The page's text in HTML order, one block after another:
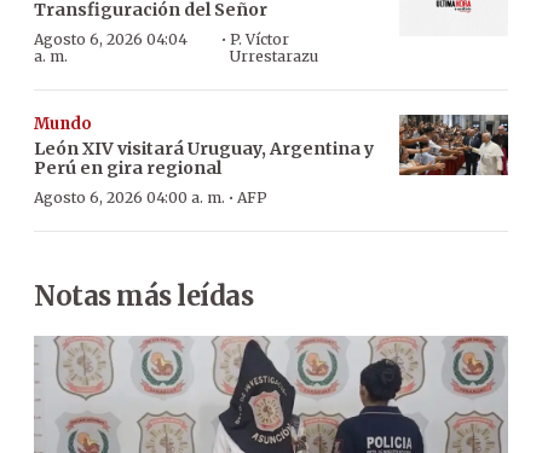
Transfiguración del Señor
Agosto 6, 2026 04:04
a. m.
· P. Víctor
Urrestarazu
Mundo
León XIV visitará Uruguay, Argentina y
Perú en gira regional
Agosto 6, 2026 04:00 a. m. · AFP
Notas más leídas